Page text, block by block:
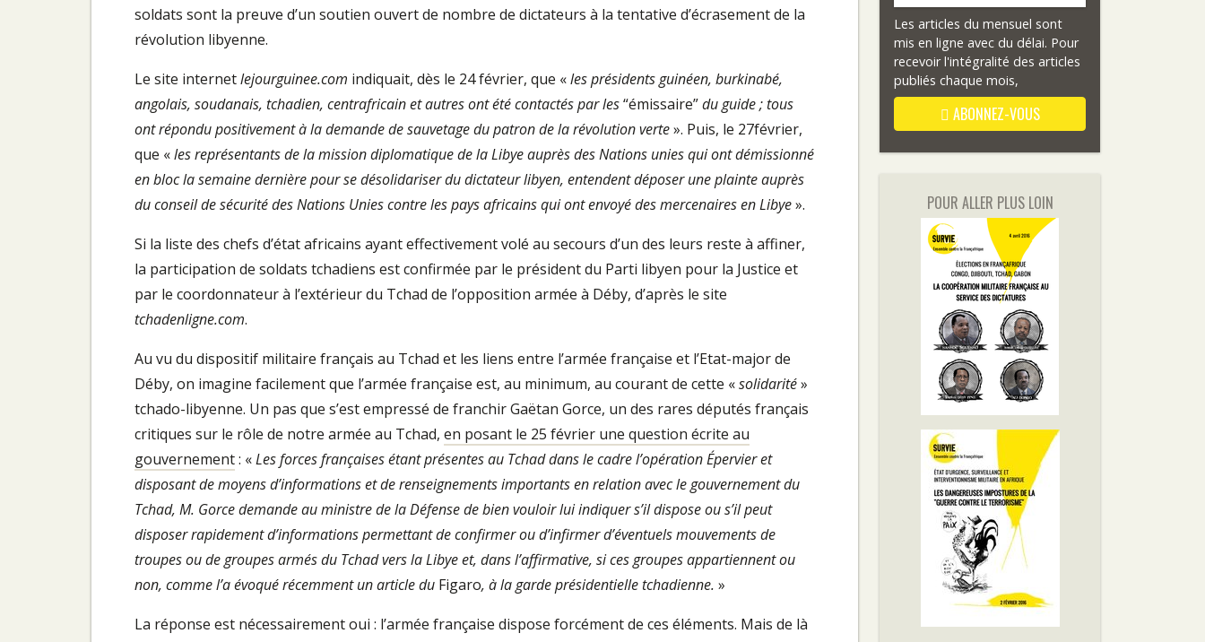
soldats sont la preuve d’un soutien ouvert de nombre de dictateurs à la tentative d’écrasement de la
révolution libyenne.
Le site internetlejourguinee.com indiquait, dès le 24 février, que «les présidents guinéen, burkinabé,
angolais, soudanais, tchadien, centrafricain et autres ont été contactés par les“émissaire”du guide ; tous
ont répondu positivement à la demande de sauvetage du patron de la révolution verte». Puis, le 27février,
que «les représentants de la mission diplomatique de la Libye auprès des Nations unies qui ont démissionné
en bloc la semaine dernière pour se désolidariser du dictateur libyen, entendent déposer une plainte auprès
du conseil de sécurité des Nations Unies contre les pays africains qui ont envoyé des mercenaires en Libye».
Si la liste des chefs d’état africains ayant effectivement volé au secours d’un des leurs reste à affiner,
la participation de soldats tchadiens est confirmée par le président du Parti libyen pour la Justice et
par le coordonnateur à l’extérieur du Tchad de l’opposition armée à Déby, d’après le site
tchadenligne.com.
Au vu du dispositif militaire français au Tchad et les liens entre l’armée française et l’Etat-major de
Déby, on imagine facilement que l’armée française est, au minimum, au courant de cette «solidarité»
tchado-libyenne. Un pas que s’est empressé de franchir Gaëtan Gorce, un des rares députés français
critiques sur le rôle de notre armée au Tchad, en posant le 25 février une question écrite au
gouvernement: «Les forces françaises étant présentes au Tchad dans le cadre l’opération Épervier et
disposant de moyens d’informations et de renseignements importants en relation avec le gouvernement du
Tchad, M. Gorce demande au ministre de la Défense de bien vouloir lui indiquer s’il dispose ou s’il peut
disposer rapidement d’informations permettant de confirmer ou d’infirmer d’éventuels mouvements de
troupes ou de groupes armés du Tchad vers la Libye et, dans l’affirmative, si ces groupes appartiennent ou
non, comme l’a évoqué récemment un article du Figaro, à la garde présidentielle tchadienne. »
La réponse est nécessairement oui : l’armée française dispose forcément de ces éléments. Mais de là
Les articles du mensuel sont
mis en ligne avec du délai. Pour
recevoir l'intégralité des articles
publiés chaque mois,
ABONNEZ-VOUS
POUR ALLER PLUS LOIN